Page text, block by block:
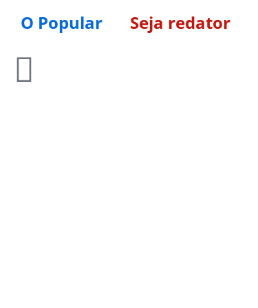
O Popular Seja redator